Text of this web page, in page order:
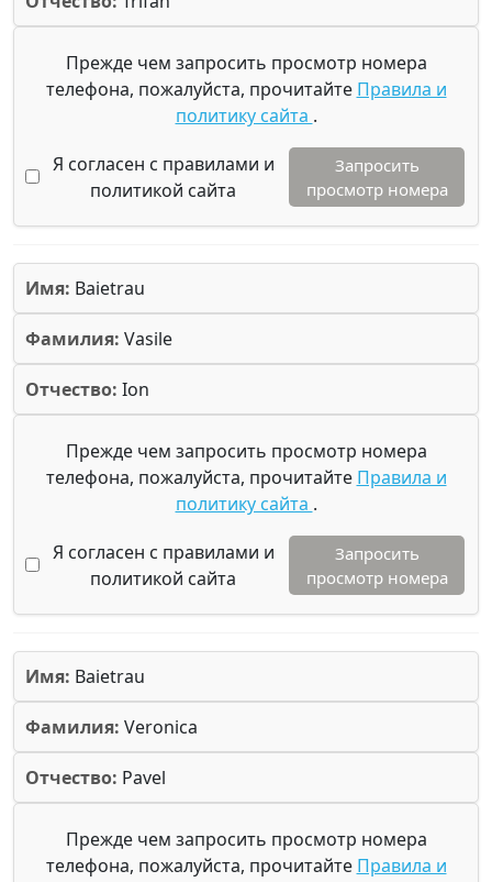
Прежде чем запросить просмотр номера
телефона, пожалуйста, прочитайте Правила и
политику сайта .
Я согласен с правилами и
политикой сайта
Запросить
просмотр номера
Имя: Baietrau
Фамилия: Vasile
Отчество: Ion
Прежде чем запросить просмотр номера
телефона, пожалуйста, прочитайте Правила и
политику сайта .
Я согласен с правилами и
политикой сайта
Запросить
просмотр номера
Имя: Baietrau
Фамилия: Veronica
Отчество: Pavel
Прежде чем запросить просмотр номера
телефона, пожалуйста, прочитайте Правила и